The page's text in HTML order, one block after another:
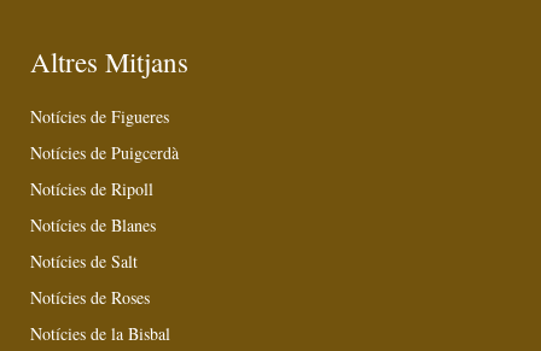
Altres Mitjans
Notícies de Figueres
Notícies de Puigcerdà
Notícies de Ripoll
Notícies de Blanes
Notícies de Salt
Notícies de Roses
Notícies de la Bisbal